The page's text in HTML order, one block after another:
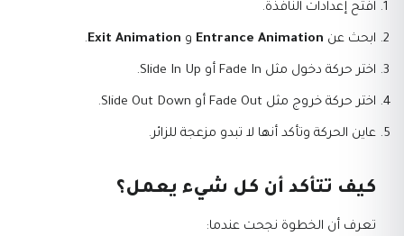
افتح إعدادات النافذة.
ابحث عن Entrance Animation و Exit Animation
.
اختر حركة دخول مثل Fade In أو Slide In Up.
اختر حركة خروج مثل Fade Out أو Slide Out Down.
عاين الحركة وتأكد أنها لا تبدو مزعجة للزائر.
كيف تتأكد أن كل شيء يعمل؟
تعرف أن الخطوة نجحت عندما: